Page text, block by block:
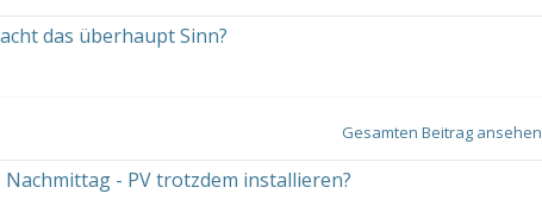
das überhaupt Sinn?
Gesamten Beitrag ansehen
- PV trotzdem installieren?